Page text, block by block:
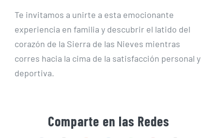
Te invitamos a unirte a esta emocionante
experiencia en familia y descubrir el latido del
corazón de la Sierra de las Nieves mientras
corres hacia la cima de la satisfacción personal y
deportiva.
Comparte en las Redes